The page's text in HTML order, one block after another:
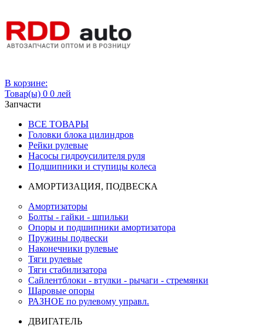
В корзине:
Товар(ы) 0 0 лей
Запчасти
ВСЕ ТОВАРЫ
Головки блока цилиндров
Рейки рулевые
Насосы гидроусилителя руля
Подшипники и ступицы колеса
АМОРТИЗАЦИЯ, ПОДВЕСКА
Амортизаторы
Болты - гайки - шпильки
Опоры и подшипники амортизатора
Пружины подвески
Наконечники рулевые
Тяги рулевые
Тяги стабилизатора
Сайлентблоки - втулки - рычаги - стремянки
Шаровые опоры
РАЗНОЕ по рулевому управл.
ДВИГАТЕЛЬ